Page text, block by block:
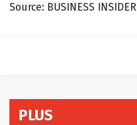
Source: BUSINESS INSIDER
PLUS